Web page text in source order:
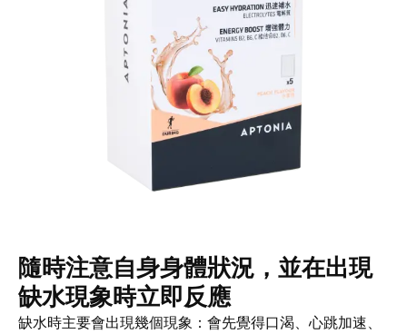
隨時注意自身身體狀況，並在出現
缺水現象時立即反應
缺水時主要會出現幾個現象：會先覺得口渴、心跳加速、